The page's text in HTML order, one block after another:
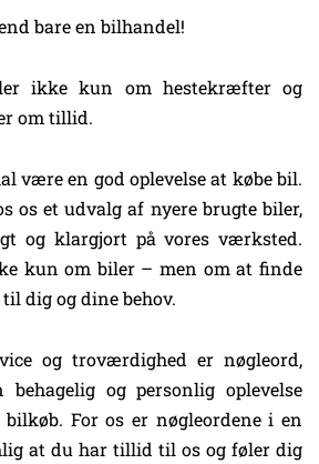
bare en bilhandel!
ikke kun om hestekræfter og
om tillid.
være en god oplevelse at købe bil.
os et udvalg af nyere brugte biler,
og klargjort på vores værksted.
kun om biler – men om at finde
dig og dine behov.
og troværdighed er nøgleord,
og personlig oplevelse
For os er nøgleordene i en
at du har tillid til os og føler dig